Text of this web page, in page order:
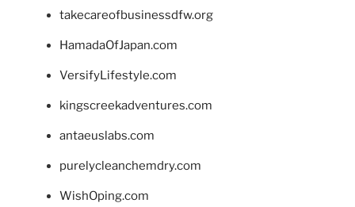
takecareofbusinessdfw.org
HamadaOfJapan.com
VersifyLifestyle.com
kingscreekadventures.com
antaeuslabs.com
purelycleanchemdry.com
WishOping.com